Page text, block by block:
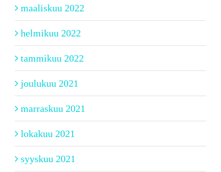
maaliskuu 2022
helmikuu 2022
tammikuu 2022
joulukuu 2021
marraskuu 2021
lokakuu 2021
syyskuu 2021